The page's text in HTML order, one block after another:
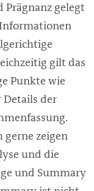
gelegt
gilt das
Punkte wie
der
zeigen
und die
und Summary